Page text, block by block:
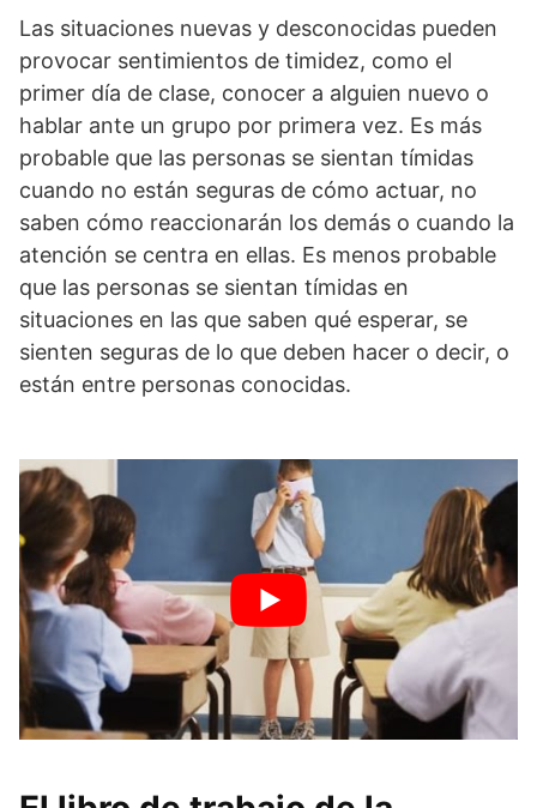
Las situaciones nuevas y desconocidas pueden
provocar sentimientos de timidez, como el
primer día de clase, conocer a alguien nuevo o
hablar ante un grupo por primera vez. Es más
probable que las personas se sientan tímidas
cuando no están seguras de cómo actuar, no
saben cómo reaccionarán los demás o cuando la
atención se centra en ellas. Es menos probable
que las personas se sientan tímidas en
situaciones en las que saben qué esperar, se
sienten seguras de lo que deben hacer o decir, o
están entre personas conocidas.